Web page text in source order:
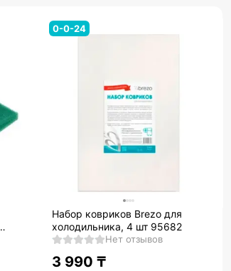
0-0-24
Набор ковриков Brezo для
холодильника, 4 шт 95682
Нет отзывов
3 990 ₸